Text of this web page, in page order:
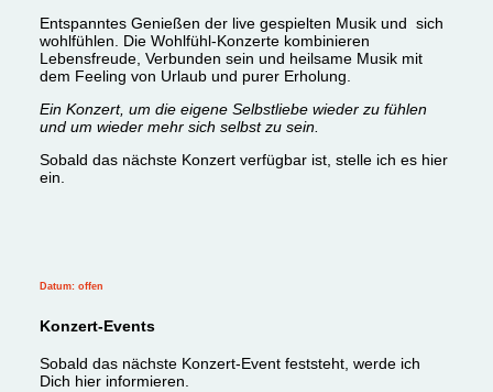
Entspanntes Genießen der live gespielten Musik und sich
wohlfühlen. Die Wohlfühl-Konzerte kombinieren
Lebensfreude, Verbunden sein und heilsame Musik mit
dem Feeling von Urlaub und purer Erholung.
Ein Konzert, um die eigene Selbstliebe wieder zu fühlen
und um wieder mehr sich selbst zu sein.
Sobald das nächste Konzert verfügbar ist, stelle ich es hier
ein.
Datum: offen
Konzert-Events
Sobald das nächste Konzert-Event feststeht, werde ich
Dich hier informieren.